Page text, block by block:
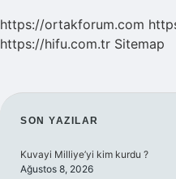
https://ortakforum.com
https://hifu.com.tr Sitemap
SIDEBAR
SON YAZILAR
Kuvayi Milliye’yi kim kurdu ?
Ağustos 8, 2026